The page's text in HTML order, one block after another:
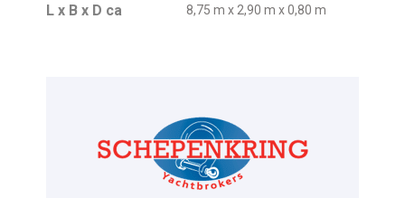
L x B x D ca 8,75 m x 2,90 m x 0,80 m